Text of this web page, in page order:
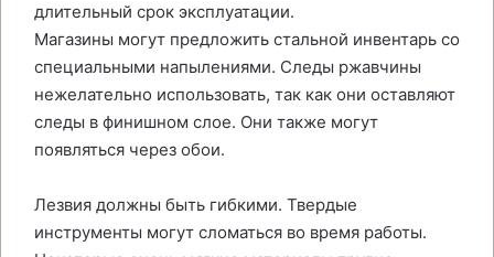
длительный срок эксплуатации.
Магазины могут предложить стальной инвентарь со
специальными напылениями. Следы ржавчины
нежелательно использовать, так как они оставляют
следы в финишном слое. Они также могут
появляться через обои.
Лезвия должны быть гибкими. Твердые
инструменты могут сломаться во время работы.